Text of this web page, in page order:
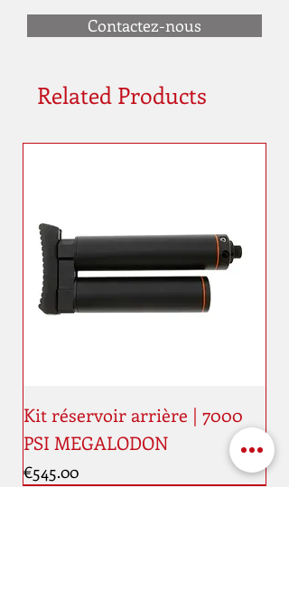
Contactez-nous
Related Products
Kit réservoir arrière | 7000
PSI MEGALODON
Price
€545.00